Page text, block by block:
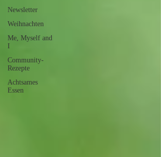
Newsletter
Weihnachten
Me, Myself and
I
Community-
Rezepte
Achtsames
Essen